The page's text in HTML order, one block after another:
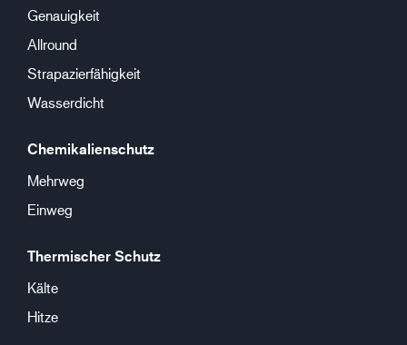
Genauigkeit
Allround
Strapazierfähigkeit
Wasserdicht
Chemikalienschutz
Mehrweg
Einweg
Thermischer Schutz
Kälte
Hitze